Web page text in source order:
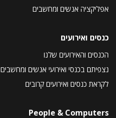
אפליקציה אנשים ומחשבים
כנסים ואירועים
הכנסים והאירועים שלנו
נצפיתם בכנסי ואירועי אנשים ומחשבים
לקראת כנסים ואירועים קרובים
People & Computers